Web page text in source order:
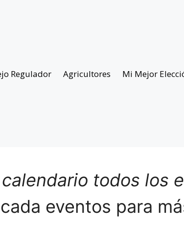
Regulador Agricultores Mi Mejor
todos los
eventos para